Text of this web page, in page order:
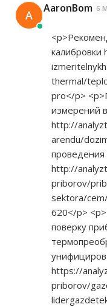
A AaronBom 6
калибровки
thermal/
pro</p>
измерений
http://
arendu/
проведения
http://
priborov/
sektora/
620</p>
поверку
https://
priborov/